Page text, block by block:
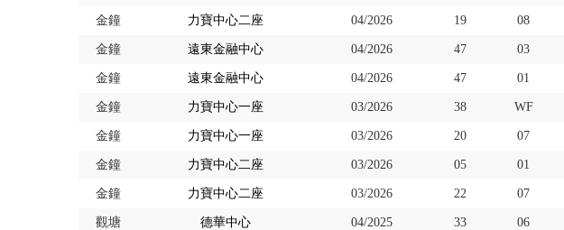
金鐘 力寶中心二座 04/2026 19 08
金鐘 遠東金融中心 04/2026 47 03
金鐘 遠東金融中心 04/2026 47 01
金鐘 力寶中心一座 03/2026 38 WF
金鐘 力寶中心一座 03/2026 20 07
金鐘 力寶中心二座 03/2026 05 01
金鐘 力寶中心二座 03/2026 22 07
觀塘 德華中心 04/2025 33 06